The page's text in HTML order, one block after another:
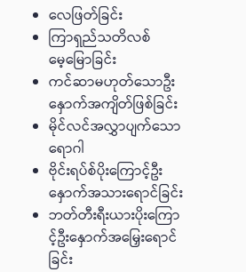
လေဖြတ်ခြင်း
ကြာရှည်သတိလစ်
မေ့မြောခြင်း
ကင်ဆာမဟုတ်သောဦး
နှောက်အကျိတ်ဖြစ်ခြင်း
မိုင်လင်အလွှာပျက်သော
ရောဂါ
ဗိုင်းရပ်စ်ပိုးကြောင့်ဦး
နှောက်အသားရောင်ခြင်း
ဘတ်တီးရီးယားပိုးကြော
င့်ဦးနှောက်အမြှေးရောင်
ခြင်း